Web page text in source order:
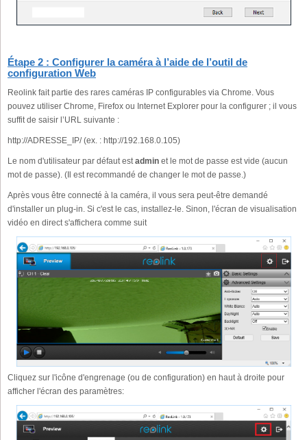
Étape 2 : Configurer la caméra à l’aide de l’outil de
configuration Web
Reolink fait partie des rares caméras IP configurables via Chrome. Vous
pouvez utiliser Chrome, Firefox ou Internet Explorer pour la configurer ; il vous
suffit de saisir l’URL suivante :
http://ADRESSE_IP/ (ex. : http://192.168.0.105)
Le nom d'utilisateur par défaut estadmin et le mot de passe est vide (aucun
mot de passe). (Il est recommandé de changer le mot de passe.)
Après vous être connecté à la caméra, il vous sera peut-être demandé
d'installer un plug-in. Si c'est le cas, installez-le. Sinon, l'écran de visualisation
vidéo en direct s'affichera comme suit
Cliquez sur l'icône d'engrenage (ou de configuration) en haut à droite pour
afficher l'écran des paramètres: